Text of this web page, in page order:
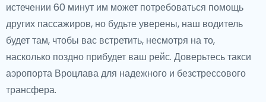
истечении 60 минут им может потребоваться помощь
других пассажиров, но будьте уверены, наш водитель
будет там, чтобы вас встретить, несмотря на то,
насколько поздно прибудет ваш рейс. Доверьтесь такси
аэропорта Вроцлава для надежного и безстрессового
трансфера.